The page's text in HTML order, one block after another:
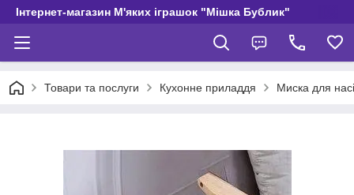
Інтернет-магазин М'яких іграшок "Мішка Бублик"
Товари та послуги Кухонне приладдя Миска для